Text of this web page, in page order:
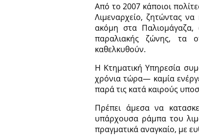
Από το 2007 κάποιοι
Λιμεναρχείο, ζητώντας
ακόμη στα
παραλιακής ζώνης, τα
καθελκυθούν.
Η Κτηματική Υπηρεσία
χρόνια τώρα— καμία
παρά τις κατά καιρούς
Πρέπει άμεσα να
υπάρχουσα ράμπα του
πραγματικά αναγκαίο, με